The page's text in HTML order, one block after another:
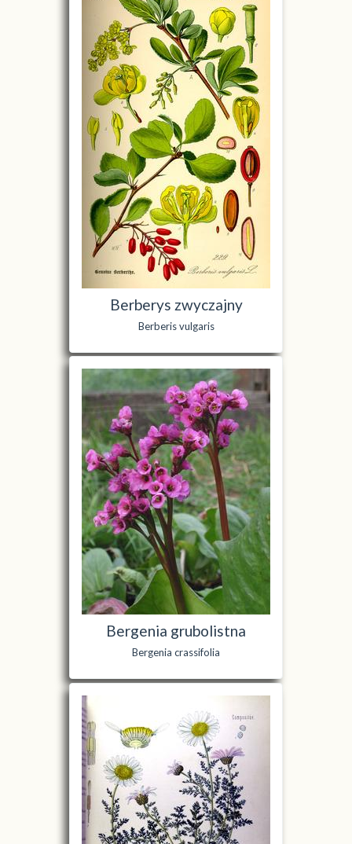
Berberys zwyczajny
Berberis vulgaris
Bergenia grubolistna
Bergenia crassifolia